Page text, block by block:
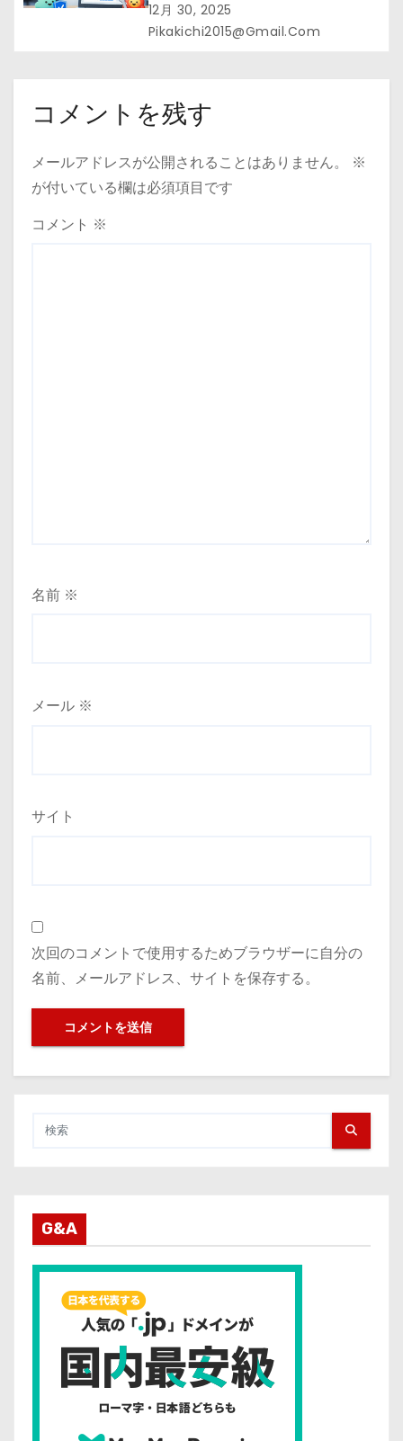
まとめて”安心スタート
12月 30, 2025
Pikakichi2015@gmail.com
コメントを残す
メールアドレスが公開されることはありません。
※
が付いている欄は必須項目です
コメント ※
名前 ※
メール ※
サイト
次回のコメントで使用するためブラウザーに自分の
名前、メールアドレス、サイトを保存する。
G&A